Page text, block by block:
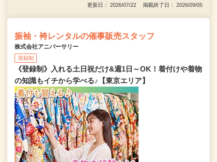
更新日： 2026/07/22 掲載終了日： 2026/09/05
振袖・袴レンタルの催事販売スタッフ
株式会社アニバーサリー
登録制
《登録制》入れる土日祝だけ&週1日～OK！着付けや着物
の知識もイチから学べる♪【東京エリア】